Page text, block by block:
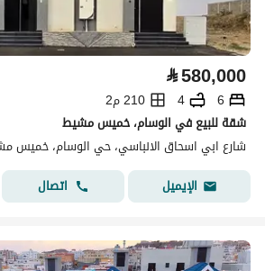
⃁580,000
6
4
210 م2
شقة للبيع في الوسام، خميس مشيط
شارع ابي اسحاق الانباسي، حي الوسام، خميس
الإيميل
اتصال